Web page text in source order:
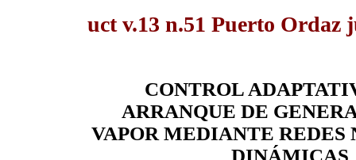
uct v.13 n.51 Puerto Ordaz
CONTROL
ARRANQUE DE
VAPOR MEDIANTE REDES
DINÁMICAS